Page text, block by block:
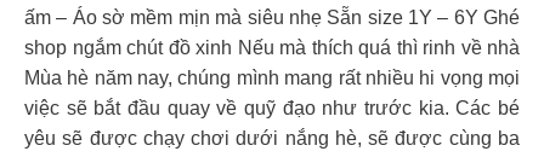
ấm – Áo sờ mềm mịn mà siêu nhẹ Sẵn size 1Y – 6Y Ghé
shop ngắm chút đồ xinh Nếu mà thích quá thì rinh về nhà
Mùa hè năm nay, chúng mình mang rất nhiều hi vọng mọi
việc sẽ bắt đầu quay về quỹ đạo như trước kia. Các bé
yêu sẽ được chạy chơi dưới nắng hè, sẽ được cùng ba